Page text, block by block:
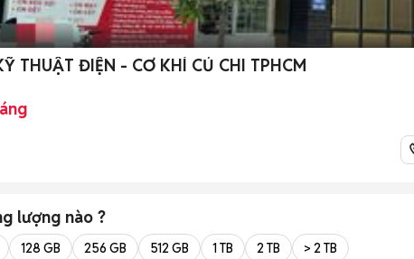
THUẬT ĐIỆN - CƠ KHÍ CỦ CHI TPHCM
lượng nào ?
128 GB 256 GB 512 GB 1 TB 2 TB > 2 TB